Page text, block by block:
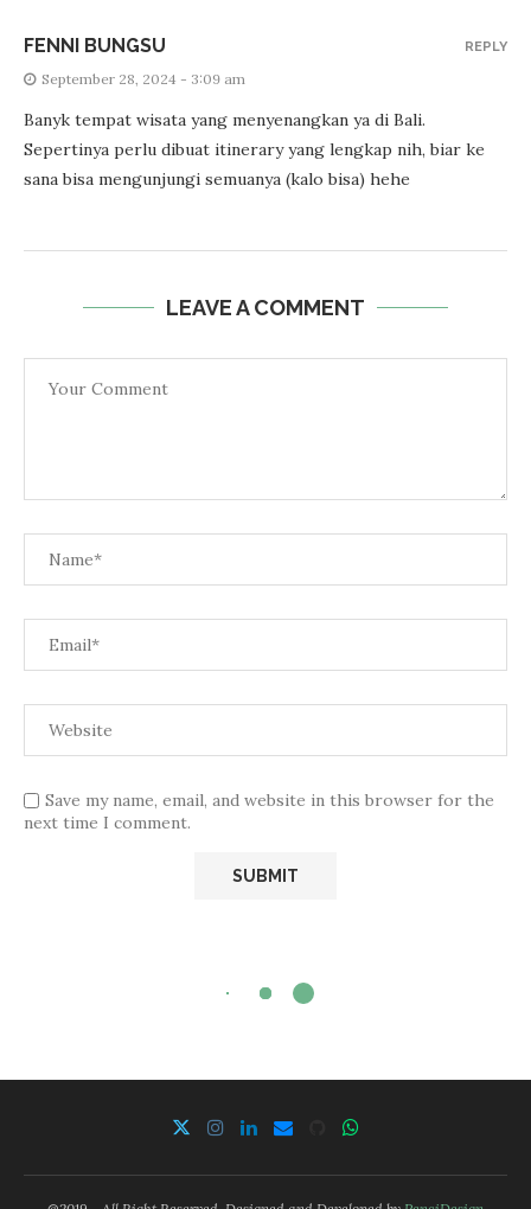
FENNI BUNGSU
September 28, 2024 - 3:09 am
Banyk tempat wisata yang menyenangkan ya di Bali.
Sepertinya perlu dibuat itinerary yang lengkap nih, biar ke
sana bisa mengunjungi semuanya (kalo bisa) hehe
REPLY
LEAVE A COMMENT
Save my name, email, and website in this browser for the
next time I comment.